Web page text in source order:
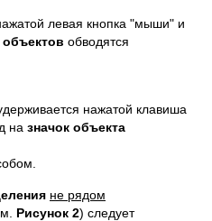
левая кнопка "мыши" и
объектов обводятся
нажатой клавиша
на значок объекта
не рядом
Рисунок 2) следует